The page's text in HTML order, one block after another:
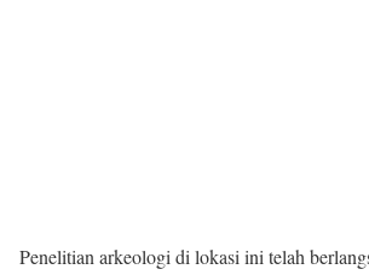
Penelitian arkeologi di lokasi ini telah